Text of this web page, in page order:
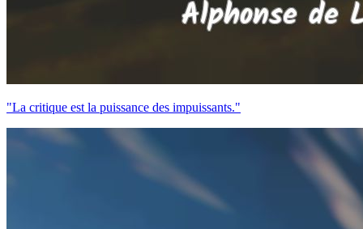
"La critique est la puissance des impuissants."